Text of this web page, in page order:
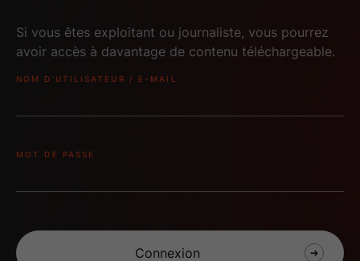
Vod
Si vous êtes exploitant ou journaliste, vous pourrez
avoir accès à davantage de contenu téléchargeable.
NOM D'UTILISATEUR / E-MAIL
MOT DE PASSE